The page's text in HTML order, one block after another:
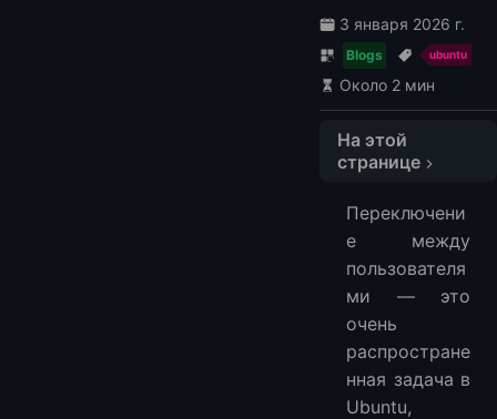
3 января 2026 г.
Blogs ubuntu
Около 2 мин
На этой
странице
Метод 5: Переключение пользователей в Ubuntu Desktop (GUI)
Переключени
е между
пользователя
ми — это
очень
распростране
нная задача в
Ubuntu,